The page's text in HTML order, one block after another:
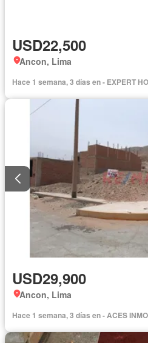
USD22,500
Ancon, Lima
Hace 1 semana, 3 días en - EXPERT
USD29,900
Ancon, Lima
Hace 1 semana, 3 días en - ACES